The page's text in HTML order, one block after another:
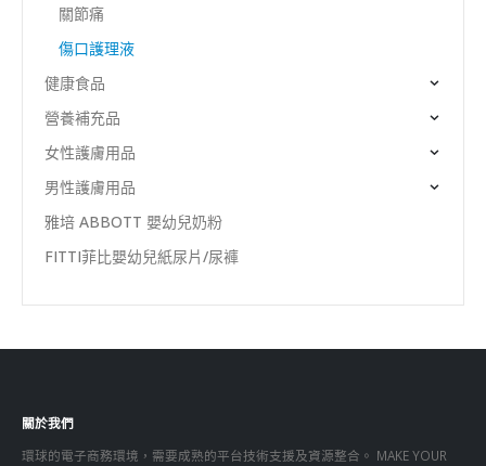
關節痛
傷口護理液
健康食品
營養補充品
女性護膚用品
男性護膚用品
雅培 ABBOTT 嬰幼兒奶粉
FITTI菲比嬰幼兒紙尿片/尿褲
關於我們
環球的電子商務環境，需要成熟的平台技術支援及資源整合。 MAKE YOUR